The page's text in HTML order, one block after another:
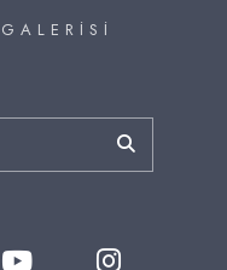
A L E R İ S İ